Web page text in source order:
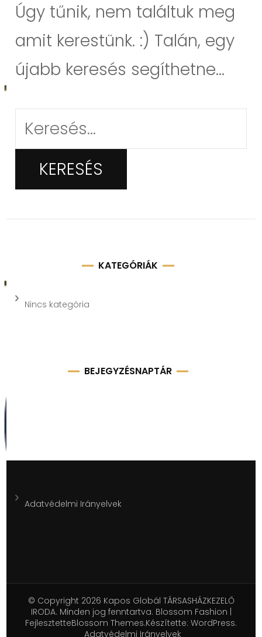
Úgy tűnik, nem találtuk meg
amit kerestünk. :) Talán, egy
újabb keresés segíthetne...
Keresés:
KATEGÓRIÁK
Nincs kategória
BEJEGYZÉSNAPTÁR
Adatvédelmi Irányelvek
© Copyright 2026 Kapos Globál TÁRSASHÁZKEZELŐ
IRODA. Minden jog fenntartva. Blossom Fashion |
FejlesztetteBlossom Themes.Készítette: WordPress.
Adatvédelmi Irányelvek